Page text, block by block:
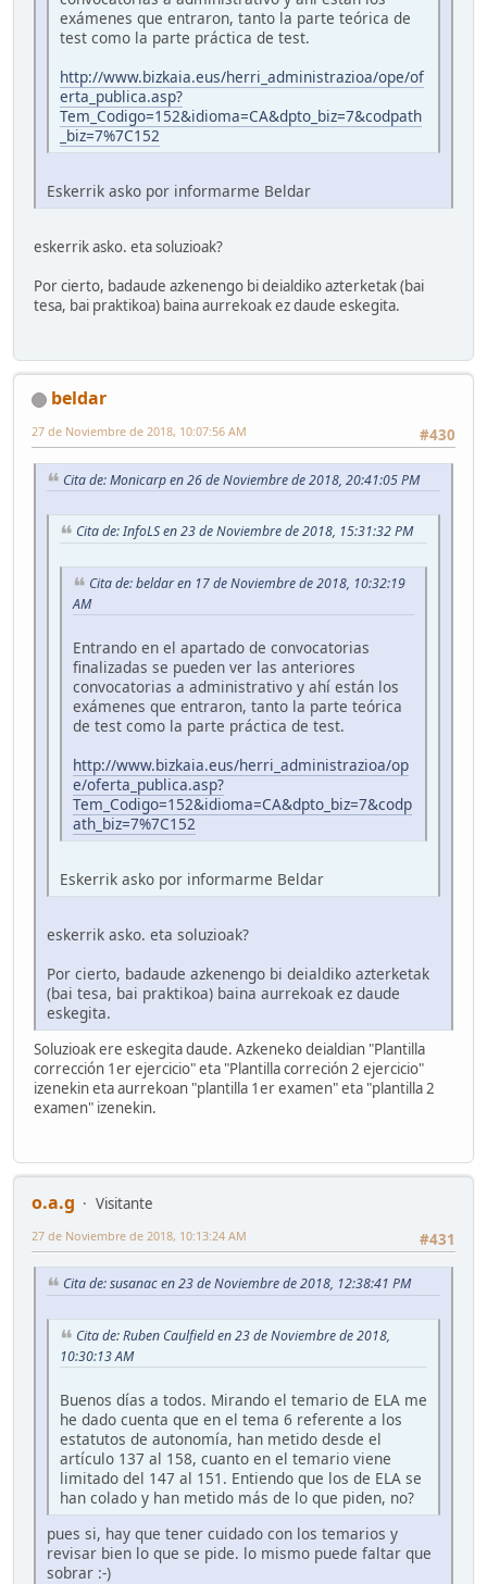
exámenes que entraron, tanto la parte teórica de
test como la parte práctica de test.
http://www.bizkaia.eus/herri_administrazioa/ope/of
erta_publica.asp?
Tem_Codigo=152&idioma=CA&dpto_biz=7&codpath
_biz=7%7C152
Eskerrik asko por informarme Beldar
eskerrik asko. eta soluzioak?
Por cierto, badaude azkenengo bi deialdiko azterketak (bai
tesa, bai praktikoa) baina aurrekoak ez daude eskegita.
beldar
#430
27 de Noviembre de 2018, 10:07:56 AM
Cita de: Monicarp en 26 de Noviembre de 2018, 20:41:05 PM
Cita de: InfoLS en 23 de Noviembre de 2018, 15:31:32 PM
Cita de: beldar en 17 de Noviembre de 2018, 10:32:19
AM
Entrando en el apartado de convocatorias
finalizadas se pueden ver las anteriores
convocatorias a administrativo y ahí están los
exámenes que entraron, tanto la parte teórica
de test como la parte práctica de test.
http://www.bizkaia.eus/herri_administrazioa/op
e/oferta_publica.asp?
Tem_Codigo=152&idioma=CA&dpto_biz=7&codp
ath_biz=7%7C152
Eskerrik asko por informarme Beldar
eskerrik asko. eta soluzioak?
Por cierto, badaude azkenengo bi deialdiko azterketak
(bai tesa, bai praktikoa) baina aurrekoak ez daude
eskegita.
Soluzioak ere eskegita daude. Azkeneko deialdian "Plantilla
corrección 1er ejercicio" eta "Plantilla correción 2 ejercicio"
izenekin eta aurrekoan "plantilla 1er examen" eta "plantilla 2
examen" izenekin.
o.a.g
Visitante
#431
27 de Noviembre de 2018, 10:13:24 AM
Cita de: susanac en 23 de Noviembre de 2018, 12:38:41 PM
Cita de: Ruben Caulfield en 23 de Noviembre de 2018,
10:30:13 AM
Buenos días a todos. Mirando el temario de ELA me
he dado cuenta que en el tema 6 referente a los
estatutos de autonomía, han metido desde el
artículo 137 al 158, cuanto en el temario viene
limitado del 147 al 151. Entiendo que los de ELA se
han colado y han metido más de lo que piden, no?
pues si, hay que tener cuidado con los temarios y
revisar bien lo que se pide. lo mismo puede faltar que
sobrar :-)